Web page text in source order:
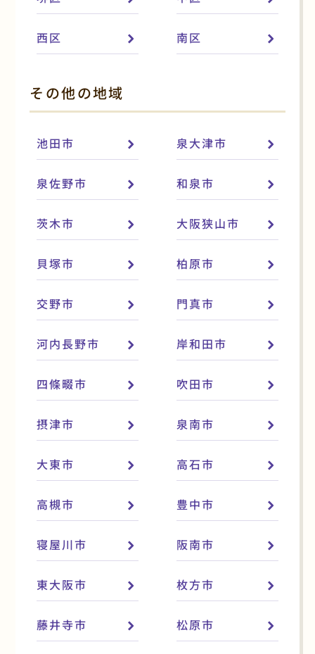
西区 南区
その他の地域
池田市 泉大津市
泉佐野市 和泉市
茨木市 大阪狭山市
貝塚市 柏原市
交野市 門真市
河内長野市 岸和田市
四條畷市 吹田市
摂津市 泉南市
大東市 高石市
高槻市 豊中市
寝屋川市 阪南市
東大阪市 枚方市
藤井寺市 松原市